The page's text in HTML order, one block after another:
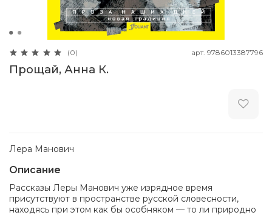
(0) арт. 9786013387796
Прощай, Анна К.
Лера Манович
Описание
Рассказы Леры Манович уже изрядное время
присутствуют в пространстве русской словесности,
находясь при этом как бы особняком — то ли природно